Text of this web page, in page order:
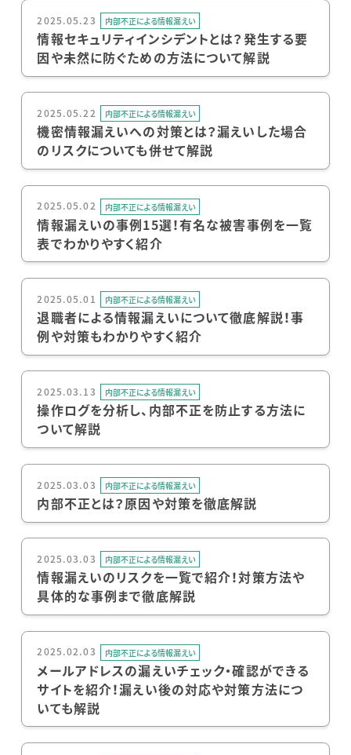
2025.05.23 内部不正による情報漏えい
情報セキュリティインシデントとは？発生する要
因や未然に防ぐための方法について解説
2025.05.22 内部不正による情報漏えい
機密情報漏えいへの対策とは？漏えいした場合
のリスクについても併せて解説
2025.05.02 内部不正による情報漏えい
情報漏えいの事例15選！有名な被害事例を一覧
表でわかりやすく紹介
2025.05.01 内部不正による情報漏えい
退職者による情報漏えいについて徹底解説！事
例や対策もわかりやすく紹介
2025.03.13 内部不正による情報漏えい
操作ログを分析し、内部不正を防止する方法に
ついて解説
2025.03.03 内部不正による情報漏えい
内部不正とは？原因や対策を徹底解説
2025.03.03 内部不正による情報漏えい
情報漏えいのリスクを一覧で紹介！対策方法や
具体的な事例まで徹底解説
2025.02.03 内部不正による情報漏えい
メールアドレスの漏えいチェック・確認ができる
サイトを紹介！漏えい後の対応や対策方法につ
いても解説